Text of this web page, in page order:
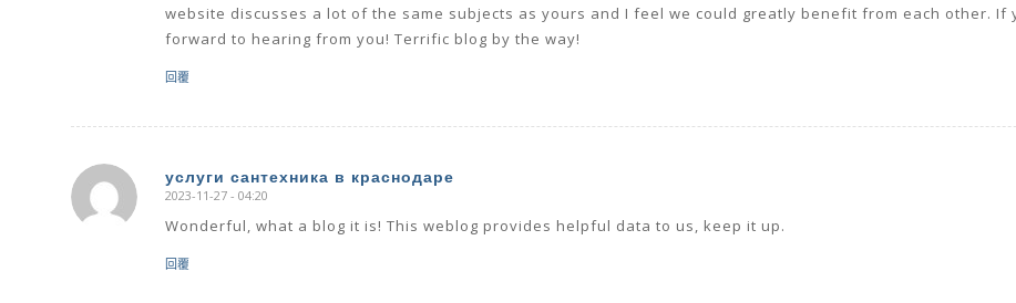
website discusses a lot of the same subjects as yours and I feel we could greatly benefit from each other.
forward to hearing from you! Terrific blog by the way!
回覆
услуги сантехника в краснодаре
says:
2023-11-27 - 04:20
Wonderful, what a blog it is! This weblog provides helpful data to us, keep it up.
回覆